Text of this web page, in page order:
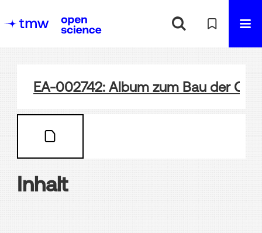
EA-002742: Album zum Bau der
Inhalt